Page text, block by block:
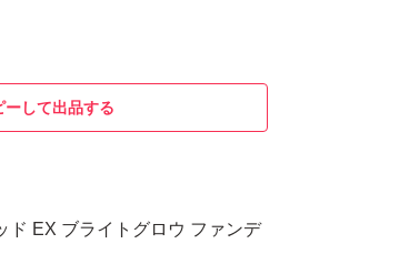
ーして出品する
ド EX ブライトグロウ ファンデ